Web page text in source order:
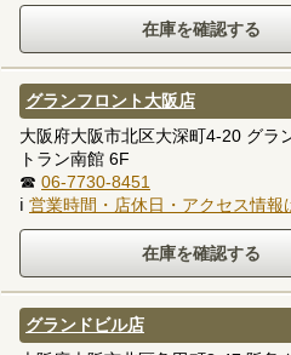
グランフロント大阪店
大阪府大阪市北区大深町4-20 グラ
トラン南館 6F
☎ 06-7730-8451
ℹ 営業時間・店休日・アクセス情報
グランドビル店